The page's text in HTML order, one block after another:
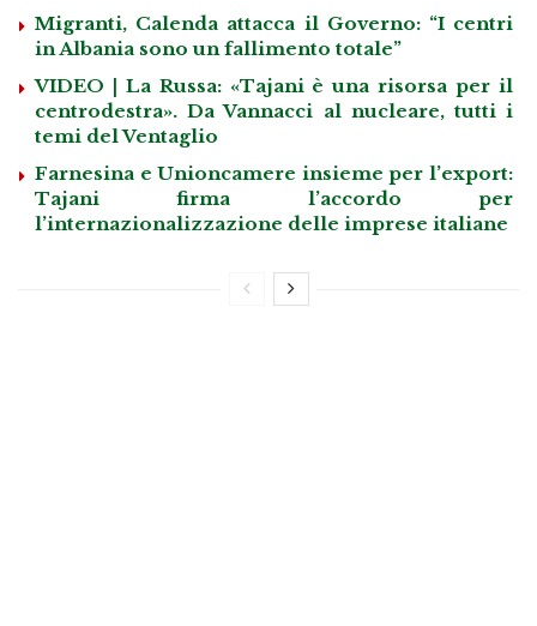
Migranti, Calenda attacca il Governo: “I centri
in Albania sono un fallimento totale”
VIDEO | La Russa: «Tajani è una risorsa per il
centrodestra». Da Vannacci al nucleare, tutti i
temi del Ventaglio
Farnesina e Unioncamere insieme per l’export:
Tajani firma l’accordo per
l’internazionalizzazione delle imprese italiane